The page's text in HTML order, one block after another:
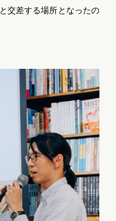
交差する場所となったの